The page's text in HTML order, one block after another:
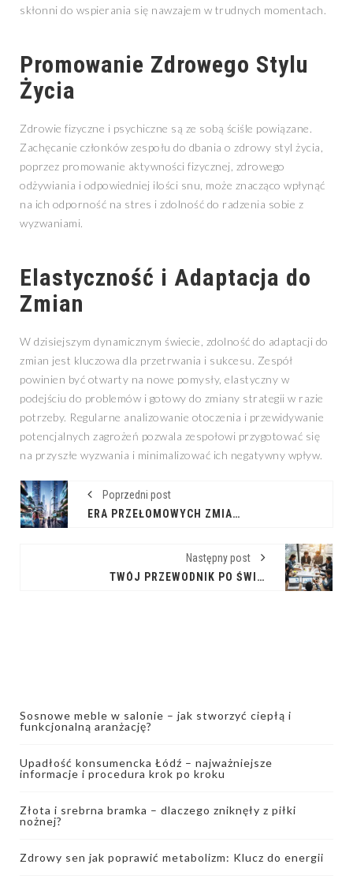
skłonni do wspierania się nawzajem w trudnych momentach.
Promowanie Zdrowego Stylu
Życia
Zdrowie fizyczne i psychiczne są ze sobą ściśle powiązane.
Zachęcanie członków zespołu do dbania o zdrowy styl życia,
poprzez promowanie aktywności fizycznej, zdrowego
odżywiania i odpowiedniej ilości snu, może znacząco wpłynąć
na ich odporność na stres i zdolność do radzenia sobie z
wyzwaniami.
Elastyczność i Adaptacja do
Zmian
W dzisiejszym dynamicznym świecie, zdolność do adaptacji do
zmian jest kluczowa dla przetrwania i sukcesu. Zespół
powinien być otwarty na nowe pomysły, elastyczny w
podejściu do problemów i gotowy do zmiany strategii w razie
potrzeby. Regularne analizowanie otoczenia i przewidywanie
potencjalnych zagrożeń pozwala zespołowi przygotować się
na przyszłe wyzwania i minimalizować ich negatywny wpływ.
Poprzedni post
ERA PRZEŁOMOWYCH ZMIAN: JAK INNOWACJE KSZTAŁTUJĄ PRZYSZŁOŚĆ
Następny post
TWÓJ PRZEWODNIK PO ŚWIECIE PRZEDSIĘBIORCZOŚCI: ZAKŁADANIE FIRMY KROK PO KROKU
Sosnowe meble w salonie – jak stworzyć ciepłą i
funkcjonalną aranżację?
Upadłość konsumencka Łódź – najważniejsze
informacje i procedura krok po kroku
Złota i srebrna bramka – dlaczego zniknęły z piłki
nożnej?
Zdrowy sen jak poprawić metabolizm: Klucz do energii